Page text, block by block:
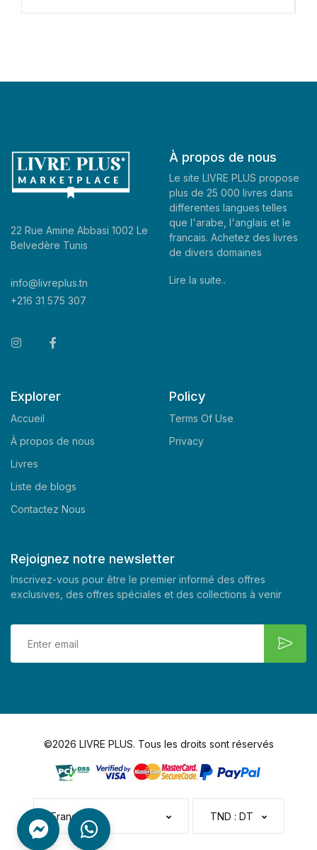
22 Rue Amine Abbasi 1002 Le
Belvedère Tunis
info@livreplus.tn
+216 31 575 307
À propos de nous
Le site LIVRE PLUS propose
plus de 25 000 livres dans
differentes langues telles
que l'arabe, l'anglais et le
francais. Achetez des livres
de divers domaines
Lire la suite..
Explorer
Accueil
À propos de nous
Livres
Liste de blogs
Contactez Nous
Policy
Terms Of Use
Privacy
Rejoignez notre newsletter
Inscrivez-vous pour être le premier informé des offres
exclusives, des offres spéciales et des collections à venir
©2026 LIVRE PLUS. Tous les droits sont réservés
Français TND : DT